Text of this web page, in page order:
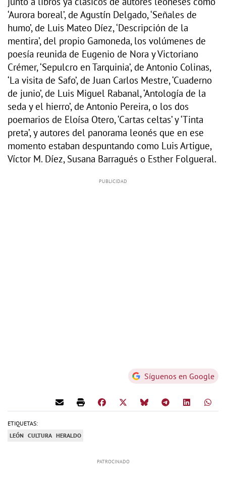
‘Aurora boreal’, de Agustín Delgado, ‘Señales de
humo’, de Luis Mateo Díez, ‘Descripción de la
mentira’, del propio Gamoneda, los volúmenes de
poesía reunida de Eugenio de Nora y Victoriano
Crémer, ‘Sepulcro en Tarquinia’, de Antonio Colinas,
‘La visita de Safo’, de Juan Carlos Mestre, ‘Cuaderno
de junio’, de Luis Miguel Rabanal, ‘Antología de la
seda y el hierro’, de Antonio Pereira, o los dos
poemarios de Eloísa Otero, ‘Cartas celtas’ y ‘Tinta
preta’, y autores del panorama leonés que en ese
momento estaban despuntando como Luis Artigue,
Víctor M. Díez, Susana Barragués o Esther Folgueral.
Síguenos en Google
ETIQUETAS:
LEÓN CULTURA HERALDO